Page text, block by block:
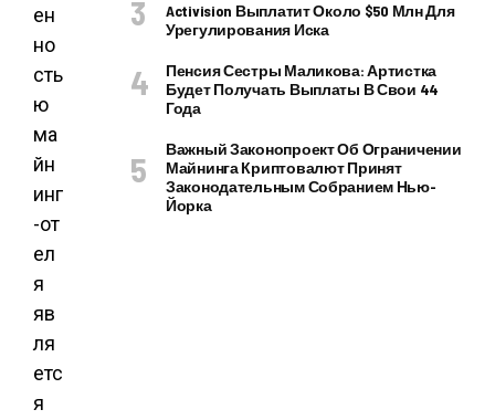
ен
но
сть
ю
ма
йн
инг
-от
ел
я
яв
ля
етс
я
Activision Выплатит Около $50 Млн Для
Урегулирования Иска
Пенсия Сестры Маликова: Артистка
Будет Получать Выплаты В Свои 44
Года
Важный Законопроект Об Ограничении
Майнинга Криптовалют Принят
Законодательным Собранием Нью-
Йорка